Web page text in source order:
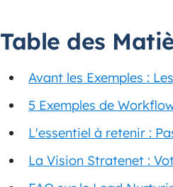
Table des
Avant les Exemples :
5 Exemples de
L'essentiel à retenir :
La Vision Stratenet :